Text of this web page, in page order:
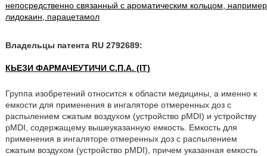
непосредственно связанный с ароматическим кольцом, например
лидокаин, парацетамол
Владельцы патента RU 2792689:
КЬЕЗИ ФАРМАЧЕУТИЧИ С.П.А. (IT)
Группа изобретений относится к области медицины, а именно к
емкости для применения в ингаляторе отмеренных доз с
распылением сжатым воздухом (устройство pMDI) и устройству
pMDI, содержащему вышеуказанную емкость. Емкость для
применения в ингаляторе отмеренных доз с распылением
сжатым воздухом (устройство pMDI), причем указанная емкость